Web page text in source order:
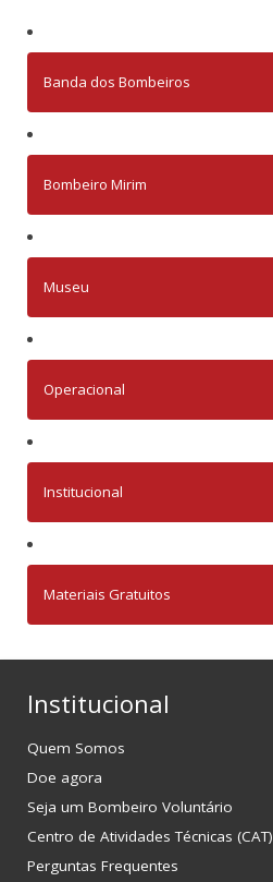
Banda dos Bombeiros
Bombeiro Mirim
Museu
Operacional
Institucional
Materiais Gratuitos
Institucional
Quem Somos
Doe agora
Seja um Bombeiro Voluntário
Centro de Atividades Técnicas (CAT)
Perguntas Frequentes